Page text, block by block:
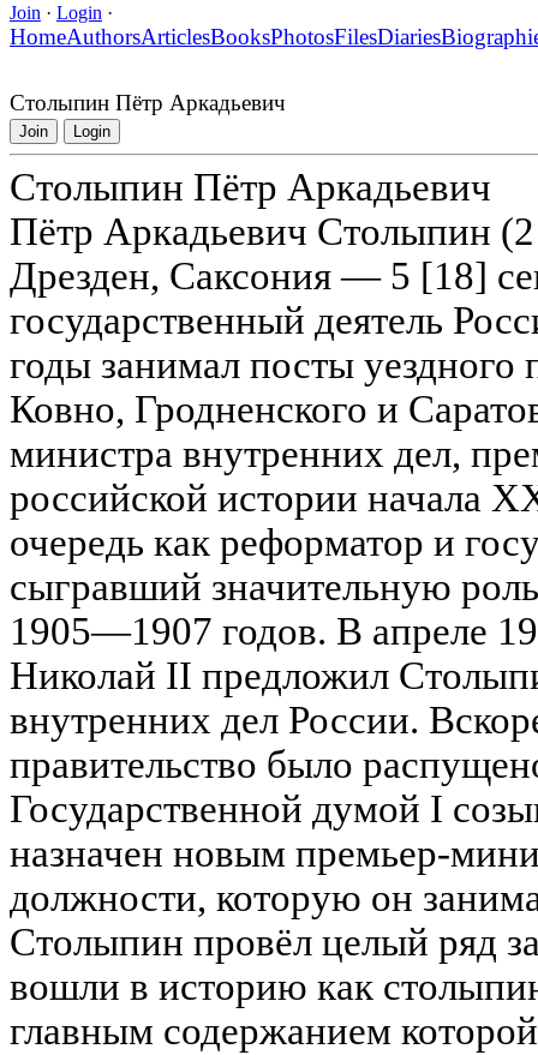
Join · Login ·
HomeAuthorsArticlesBooksPhotosFilesDiaries
Столыпин Пётр Аркадьевич
Join Login
Столыпин Пётр Аркадьевич
Пётр Аркадьевич Столыпин
Дрезден, Саксония — 5 [18]
государственный деятель
годы занимал посты уездного
Ковно, Гродненского и
министра внутренних дел,
российской истории начала
очередь как реформатор и
сыгравший значительную
1905—1907 годов. В апреле
Николай II предложил
внутренних дел России.
правительство было
Государственной думой I
назначен новым премьер-
должности, которую он
Столыпин провёл целый ряд
вошли в историю как
главным содержанием